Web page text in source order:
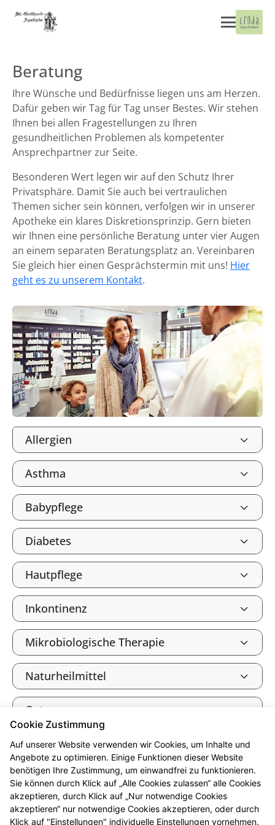
Beratung
Ihre Wünsche und Bedürfnisse liegen uns am Herzen.
Dafür geben wir Tag für Tag unser Bestes. Wir stehen
Ihnen bei allen Fragestellungen zu Ihren
gesundheitlichen Problemen als kompetenter
Ansprechpartner zur Seite.
Besonderen Wert legen wir auf den Schutz Ihrer
Privatsphäre. Damit Sie auch bei vertraulichen
Themen sicher sein können, verfolgen wir in unserer
Apotheke ein klares Diskretionsprinzip. Gern bieten
wir Ihnen eine persönliche Beratung unter vier Augen
an einem separaten Beratungsplatz an. Vereinbaren
Sie gleich hier einen Gesprächstermin mit uns! Hier
geht es zu unserem Kontakt.
Allergien
Asthma
Babypflege
Diabetes
Hautpflege
Inkontinenz
Mikrobiologische Therapie
Naturheilmittel
Osteoporose
Reise- und Impfberatung
Säure-Basen-Haushalt
Vitalstoffe
Cookie Zustimmung
Auf unserer Website verwenden wir Cookies, um Inhalte und
Angebote zu optimieren. Einige Funktionen dieser Website
benötigen Ihre Zustimmung, um einwandfrei zu funktionieren.
Sie können durch Klick auf „Alle Cookies zulassen“ alle Cookies
akzeptieren, durch Klick auf „Nur notwendige Cookies
akzeptieren“ nur notwendige Cookies akzeptieren, oder durch
Klick auf "Einstellungen" individuelle Einstellungen vornehmen.